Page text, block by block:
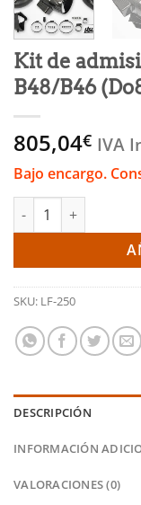
Kit de
B48/B46
805,04€ IVA
Bajo encargo.
Kit de admisión
SKU: LF-250
DESCRIPCIÓN
INFORMACIÓN
VALORACIONES (0)